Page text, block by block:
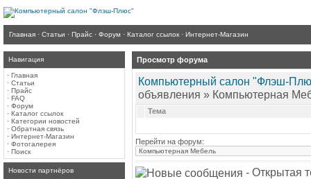
Главная · Статьи · Прайс · Форум · Каталог ссылок · Интернет-Магазин
Навигация
· Главная
· Статьи
· Прайс
· FAQ
· Форум
· Каталог ссылок
· Категории новостей
· Обратная связь
· Интернет-Магазин
· Фотогалерея
· Поиск
Новости партнёров
Просмотр форума
Компьютерный салон "Флэш-
объявления » Компьютерная
Тема
Перейти на форум:
- Открытая